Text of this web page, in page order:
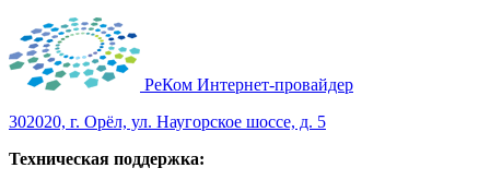
РеКом Интернет-провайдер
302020, г. Орёл, ул. Наугорское шоссе, д. 5
Техническая поддержка: